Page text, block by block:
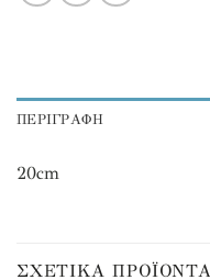
ΠΕΡΙΓΡΑΦΉ
20cm
ΣΧΕΤΙΚΆ ΠΡΟΪΌΝΤΑ